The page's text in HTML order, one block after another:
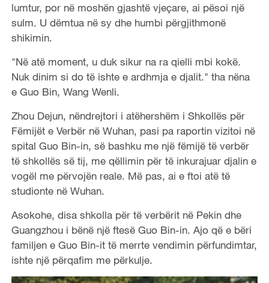
lumtur, por në moshën gjashtë vjeçare, ai pësoi një
sulm. U dëmtua në sy dhe humbi përgjithmonë
shikimin.
"Në atë moment, u duk sikur na ra qielli mbi kokë.
Nuk dinim si do të ishte e ardhmja e djalit." tha nëna
e Guo Bin, Wang Wenli.
Zhou Dejun, nëndrejtori i atëhershëm i Shkollës për
Fëmijët e Verbër në Wuhan, pasi pa raportin vizitoi në
spital Guo Bin-in, së bashku me një fëmijë të verbër
të shkollës së tij, me qëllimin për të inkurajuar djalin e
vogël me përvojën reale. Më pas, ai e ftoi atë të
studionte në Wuhan.
Asokohe, disa shkolla për të verbërit në Pekin dhe
Guangzhou i bënë një ftesë Guo Bin-in. Ajo që e bëri
familjen e Guo Bin-it të merrte vendimin përfundimtar,
ishte një përqafim me përkulje.